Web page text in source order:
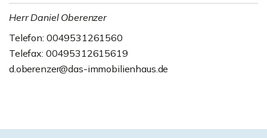
Herr Daniel Oberenzer
Telefon: 0049531261560
Telefax: 00495312615619
d.oberenzer@das-immobilienhaus.de